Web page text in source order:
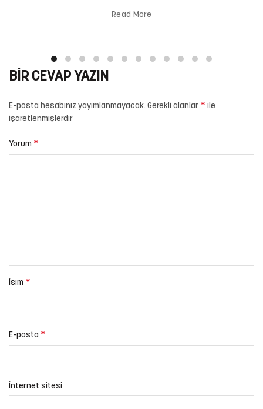
Read More
BIR CEVAP YAZIN
E-posta hesabınız yayımlanmayacak. Gerekli alanlar * ile
işaretlenmişlerdir
Yorum *
İsim *
E-posta *
İnternet sitesi